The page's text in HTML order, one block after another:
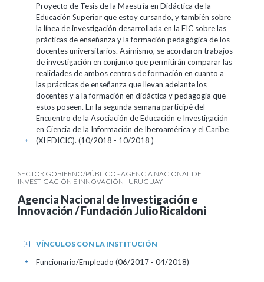
Proyecto de Tesis de la Maestría en Didáctica de la
Educación Superior que estoy cursando, y también sobre
la línea de investigación desarrollada en la FIC sobre las
prácticas de enseñanza y la formación pedagógica de los
docentes universitarios. Asimismo, se acordaron trabajos
de investigación en conjunto que permitirán comparar las
realidades de ambos centros de formación en cuanto a
las prácticas de enseñanza que llevan adelante los
docentes y a la formación en didáctica y pedagogía que
estos poseen. En la segunda semana participé del
Encuentro de la Asociación de Educación e Investigación
en Ciencia de la Información de Iberoamérica y el Caribe
(XI EDICIC). (10/2018 - 10/2018 )
+
SECTOR GOBIERNO/PÚBLICO - AGENCIA NACIONAL DE
INVESTIGACIÓN E INNOVACIÓN - URUGUAY
Agencia Nacional de Investigación e
Innovación / Fundación Julio Ricaldoni
VÍNCULOS CON LA INSTITUCIÓN
+
Funcionario/Empleado (06/2017 - 04/2018)
+